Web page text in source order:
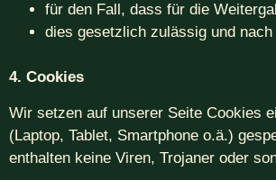
für den Fall, dass für die
dies gesetzlich zulässig und
4. Cookies
Wir setzen auf unserer Seite Cookies
(Laptop, Tablet, Smartphone o.ä.)
enthalten keine Viren, Trojaner oder